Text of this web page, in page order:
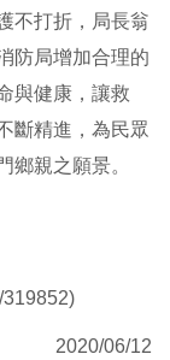
不打折，局長翁
防局增加合理的
與健康，讓救
斷精進，為民眾
鄉親之願景。
319852)
2020/06/12